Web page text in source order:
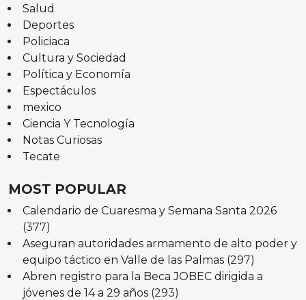
Salud
Deportes
Policiaca
Cultura y Sociedad
Política y Economía
Espectáculos
mexico
Ciencia Y Tecnología
Notas Curiosas
Tecate
MOST POPULAR
Calendario de Cuaresma y Semana Santa 2026
(377)
Aseguran autoridades armamento de alto poder y
equipo táctico en Valle de las Palmas (297)
Abren registro para la Beca JOBEC dirigida a
jóvenes de 14 a 29 años (293)